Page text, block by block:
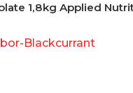
1,8kg Applied